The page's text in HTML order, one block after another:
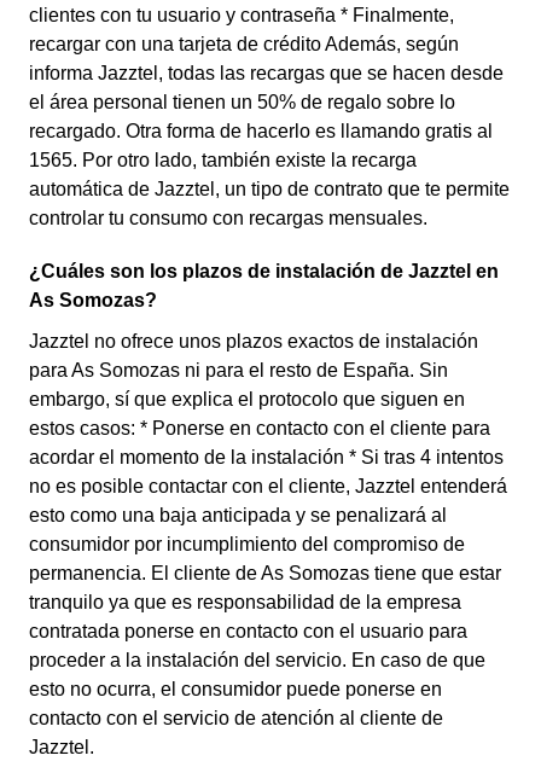
clientes con tu usuario y contraseña * Finalmente,
recargar con una tarjeta de crédito Además, según
informa Jazztel, todas las recargas que se hacen desde
el área personal tienen un 50% de regalo sobre lo
recargado. Otra forma de hacerlo es llamando gratis al
1565. Por otro lado, también existe la recarga
automática de Jazztel, un tipo de contrato que te permite
controlar tu consumo con recargas mensuales.
¿Cuáles son los plazos de instalación de Jazztel en
As Somozas?
Jazztel no ofrece unos plazos exactos de instalación
para As Somozas ni para el resto de España. Sin
embargo, sí que explica el protocolo que siguen en
estos casos: * Ponerse en contacto con el cliente para
acordar el momento de la instalación * Si tras 4 intentos
no es posible contactar con el cliente, Jazztel entenderá
esto como una baja anticipada y se penalizará al
consumidor por incumplimiento del compromiso de
permanencia. El cliente de As Somozas tiene que estar
tranquilo ya que es responsabilidad de la empresa
contratada ponerse en contacto con el usuario para
proceder a la instalación del servicio. En caso de que
esto no ocurra, el consumidor puede ponerse en
contacto con el servicio de atención al cliente de
Jazztel.